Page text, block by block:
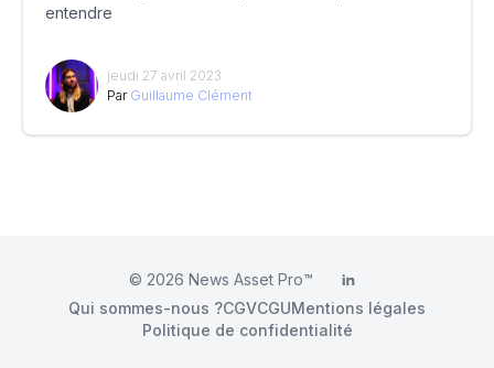
entendre
jeudi 27 avril 2023
Par Guillaume Clément
© 2026 News Asset Pro™ LinkedIn
Qui sommes-nous ?CGVCGUMentions légales
Politique de confidentialité